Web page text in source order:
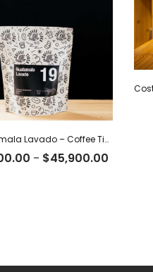
19 Guatemala Lavado – Coffee Tiger Co
- $45,900.00